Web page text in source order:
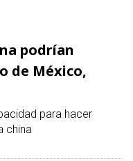
podrían
de México,
para hacer
china